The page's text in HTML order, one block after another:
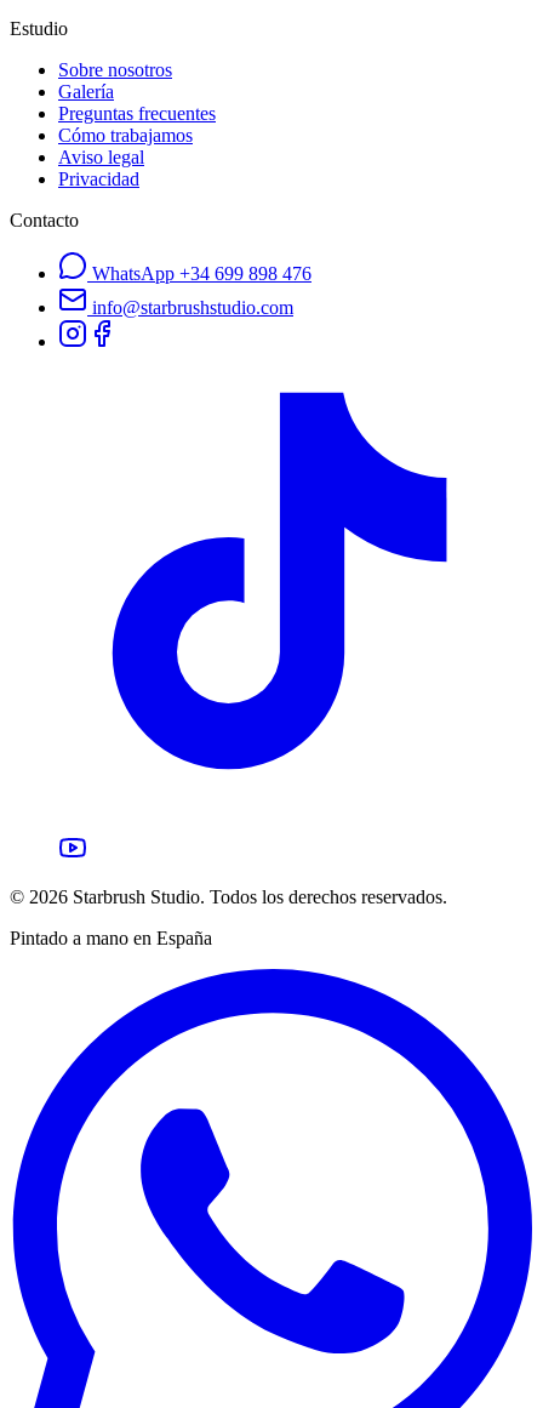
Estudio
Sobre nosotros
Galería
Preguntas frecuentes
Cómo trabajamos
Aviso legal
Privacidad
Contacto
WhatsApp +34 699 898 476
info@starbrushstudio.com
© 2026 Starbrush Studio. Todos los derechos reservados.
Pintado a mano en España